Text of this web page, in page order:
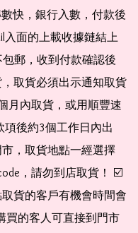
快，銀行入數，付款後
入面的上載收據鏈結上
郵，收到付款確認後
取貨必須出示通知取貨
月內取貨，或用順豐速
後約3個工作日內出
，取貨地點一經選擇
，請勿到店取貨！ ☑️
貨的客戶有機會時間會
買的客人可直接到門市